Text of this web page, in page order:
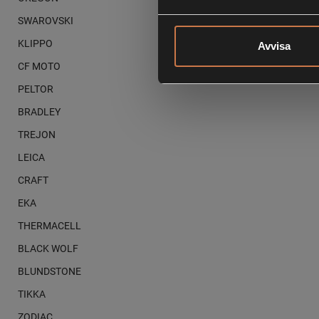
Avvisa
SWAROVSKI
KLIPPO
CF MOTO
PELTOR
BRADLEY
TREJON
LEICA
CRAFT
EKA
THERMACELL
BLACK WOLF
BLUNDSTONE
TIKKA